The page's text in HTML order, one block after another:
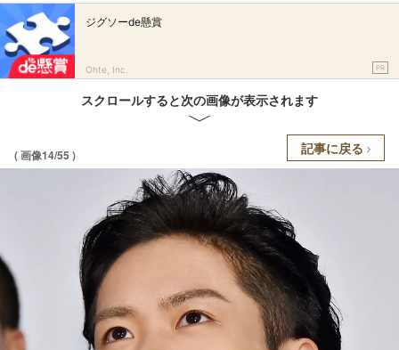
ジグソーde懸賞
Ohte, Inc. PR
スクロールすると次の画像が表示されます
( 画像14/55 ) 記事に戻る